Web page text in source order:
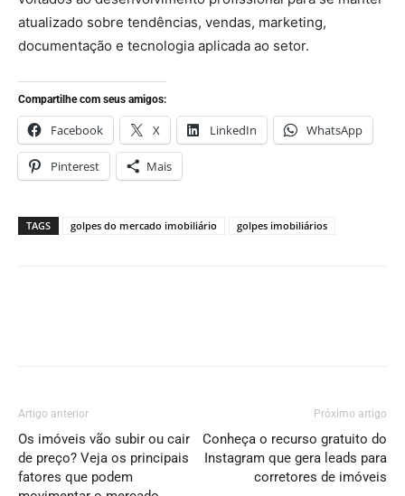
atualizado sobre tendências, vendas, marketing,
documentação e tecnologia aplicada ao setor.
Compartilhe com seus amigos:
Facebook X LinkedIn WhatsApp
Pinterest Mais
TAGS golpes do mercado imobiliário golpes imobiliários
Artigo anterior
Os imóveis vão subir ou cair
de preço? Veja os principais
fatores que podem
Próximo artigo
Conheça o recurso gratuito do
Instagram que gera leads para
corretores de imóveis